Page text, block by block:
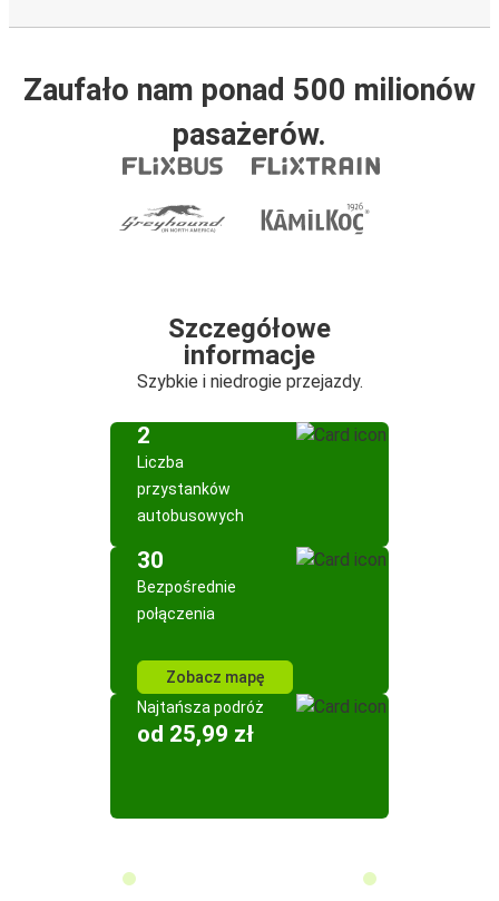
Zaufało nam ponad 500 milionów
pasażerów.
Szczegółowe
informacje
Szybkie i niedrogie przejazdy.
2
Liczba
przystanków
autobusowych
30
Bezpośrednie
połączenia
Zobacz mapę
Najtańsza podróż
od 25,99 zł